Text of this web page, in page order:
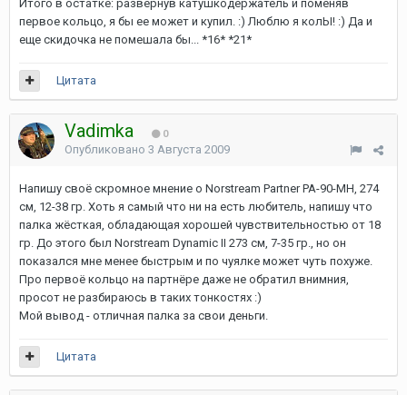
Итого в остатке: развернув катушкодержатель и поменяв
первое кольцо, я бы ее может и купил. :) Люблю я колЫ! :) Да и
еще скидочка не помешала бы... *16* *21*
Цитата
Vadimka 0
Опубликовано 3 Августа 2009
Напишу своё скромное мнение о Norstream Partner PA-90-MH, 274
см, 12-38 гр. Хоть я самый что ни на есть любитель, напишу что
палка жёсткая, обладающая хорошей чувствительностью от 18
гр. До этого был Norstream Dynamic II 273 см, 7-35 гр., но он
показался мне менее быстрым и по чуялке может чуть похуже.
Про первоё кольцо на партнёре даже не обратил внимния,
просот не разбираюсь в таких тонкостях :)
Мой вывод - отличная палка за свои деньги.
Цитата